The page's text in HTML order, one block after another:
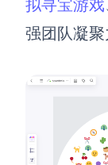
企业
获取
知识
拟寻宝游戏
强团队凝聚